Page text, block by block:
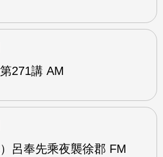
271講 AM
）呂奉先乘夜襲徐郡 FM